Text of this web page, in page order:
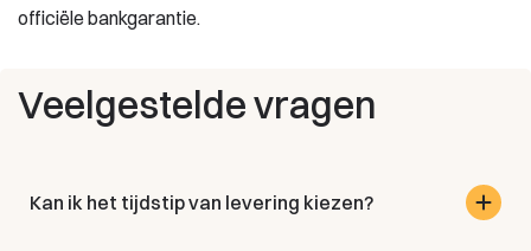
officiële bankgarantie.
Veelgestelde vragen
Kan ik het tijdstip van levering kiezen?